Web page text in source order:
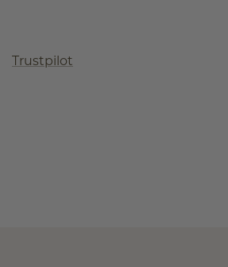
Trustpilot